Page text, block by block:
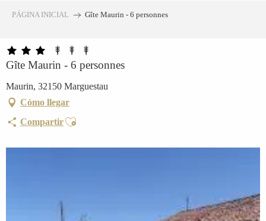
principal
PÁGINA INICIAL Gîte Maurin - 6 personnes
Gîte Maurin - 6 personnes
Maurin, 32150 Marguestau
Cómo llegar
CompartirAjouter aux favoris